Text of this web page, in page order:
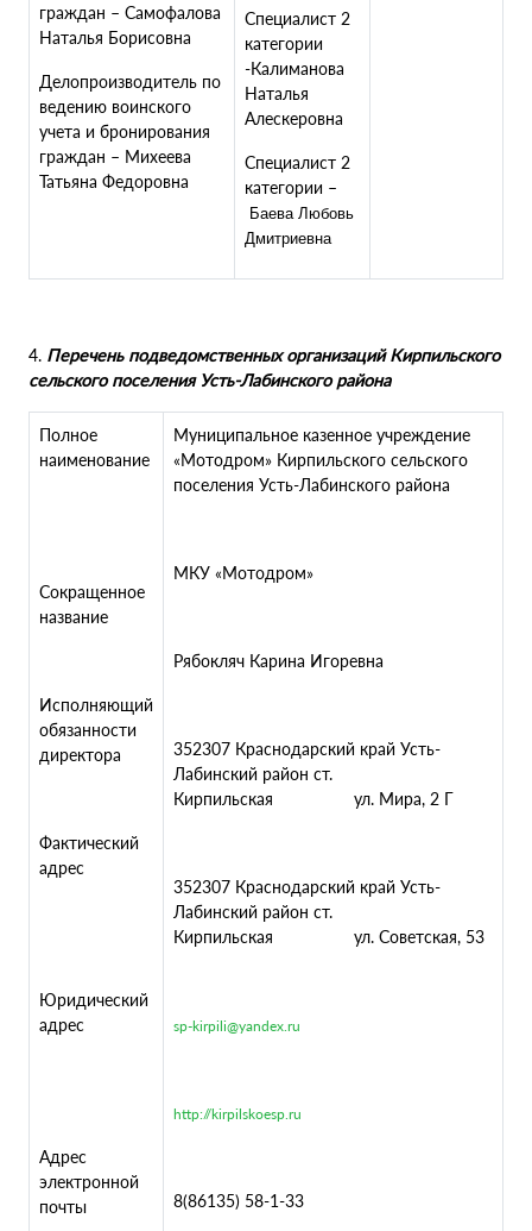
граждан – Самофалова
Наталья Борисовна
Делопроизводитель по
ведению воинского
учета и бронирования
граждан – Михеева
Татьяна Федоровна
Специалист 2
категории
-Калиманова
Наталья
Алескеровна
Специалист 2
категории –
Баева Любовь
Дмитриевна
4. Перечень подведомственных организаций Кирпильского
сельского поселения Усть-Лабинского района
Полное
наименование
Сокращенное
название
Исполняющий
обязанности
директора
Фактический
адрес
Юридический
адрес
Адрес
электронной
почты
Муниципальное казенное учреждение
«Мотодром» Кирпильского сельского
поселения Усть-Лабинского района
МКУ «Мотодром»
Рябокляч Карина Игоревна
352307 Краснодарский край Усть-
Лабинский район ст.
Кирпильская ул. Мира, 2 Г
352307 Краснодарский край Усть-
Лабинский район ст.
Кирпильская ул. Советская, 53
sp-kirpili@yandex.ru
http://kirpilskoesp.ru
8(86135) 58-1-33